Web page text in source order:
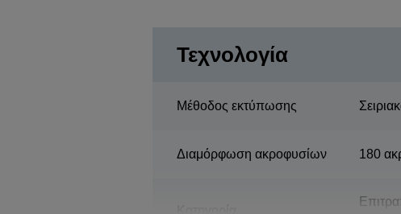
Τεχνολογία
Μέθοδος εκτύπωσης
Διαμόρφωση ακροφυσίων 180